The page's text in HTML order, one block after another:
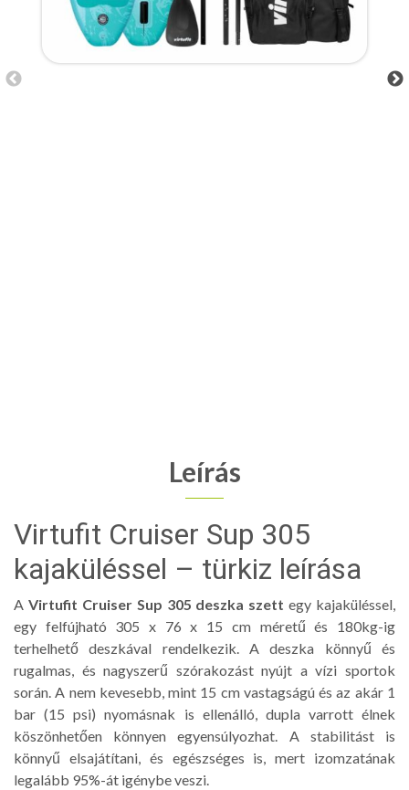
Leírás
Virtufit Cruiser Sup 305
kajaküléssel – türkiz leírása
A Virtufit Cruiser Sup 305 deszka szettegy kajaküléssel,
egy felfújható 305 x 76 x 15 cm méretű és 180kg-ig
terhelhető deszkával rendelkezik. A deszka könnyű és
rugalmas, és nagyszerű szórakozást nyújt a vízi sportok
során. A nem kevesebb, mint 15 cm vastagságú és az akár 1
bar (15 psi) nyomásnak is ellenálló, dupla varrott élnek
köszönhetően könnyen egyensúlyozhat. A stabilitást is
könnyű elsajátítani, és egészséges is, mert izomzatának
legalább 95%-át igénybe veszi.